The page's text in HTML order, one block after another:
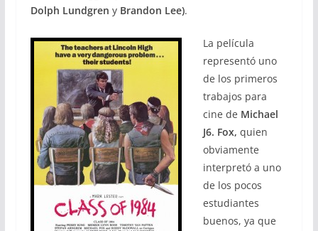
Dolph Lundgren y Brandon Lee).
La película
representó uno
de los primeros
trabajos para
cine de Michael
J6. Fox, quien
obviamente
interpretó a uno
de los pocos
estudiantes
buenos, ya que